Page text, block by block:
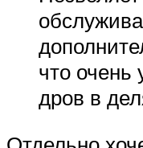
что очень
дров в